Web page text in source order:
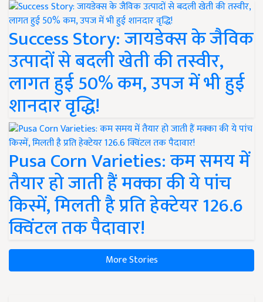
Success Story: जायडेक्स के जैविक
उत्पादों से बदली खेती की तस्वीर,
लागत हुई 50% कम, उपज में भी हुई
शानदार वृद्धि!
Pusa Corn Varieties: कम समय में
तैयार हो जाती हैं मक्का की ये पांच
किस्में, मिलती है प्रति हेक्टेयर 126.6
क्विंटल तक पैदावार!
More Stories